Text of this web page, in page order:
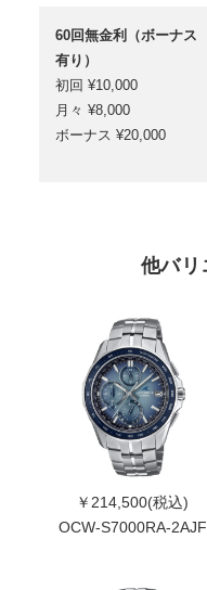
60回無金利（ボーナス
有り）
初回 ¥10,000
月々 ¥8,000
ボーナス ¥20,000
他バリ
￥214,500(税込)
OCW-S7000RA-2AJF